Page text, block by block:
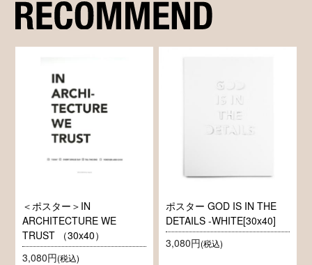
＜ポスター＞IN
ARCHITECTURE WE
TRUST （30x40）
3,080円(税込)
ポスター GOD IS IN THE
DETAILS -WHITE[30x40]
3,080円(税込)